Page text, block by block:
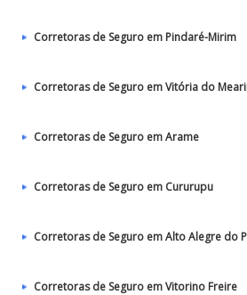
Corretoras de Seguro em Pindaré-Mirim
Corretoras de Seguro em Vitória do
Corretoras de Seguro em Arame
Corretoras de Seguro em Cururupu
Corretoras de Seguro em Alto Alegre do
Corretoras de Seguro em Vitorino Freire